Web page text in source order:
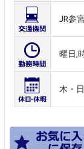
JR参
曜日,
木・